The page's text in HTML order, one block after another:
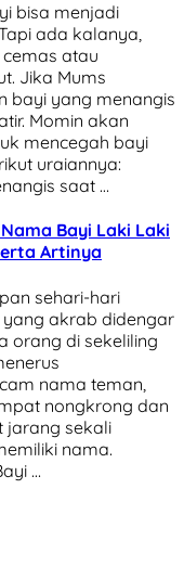
bisa menjadi
ada kalanya,
atau
Jika Mums
bayi yang menangis
Momin akan
mencegah bayi
uraiannya:
saat …
Bayi Laki Laki
Artinya
sehari-hari
akrab didengar
orang di sekeliling
nama teman,
nongkrong dan
jarang sekali
nama.
…